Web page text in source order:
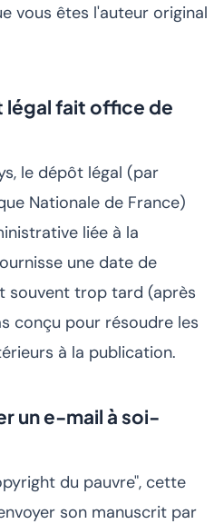
vous êtes l'auteur original
légal fait office de
le dépôt légal (par
Nationale de France)
liée à la
une date de
souvent trop tard (après
conçu pour résoudre les
à la publication.
un e-mail à soi-
du pauvre", cette
son manuscrit par